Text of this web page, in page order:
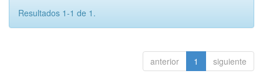
Resultados 1-1 de 1.
anterior 1 siguiente